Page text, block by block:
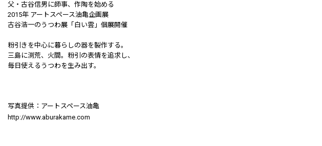
父・古谷信男に師事、作陶を始める
2015年 アートスペース油亀企画展
古谷浩一のうつわ展「白い雲」個展開催
粉引きを中心に暮らしの器を製作する。
三島に渕荒、火間。粉引の表情を追求し、
毎日使えるうつわを生み出す。
写真提供：アートスペース油亀
http://www.aburakame.com